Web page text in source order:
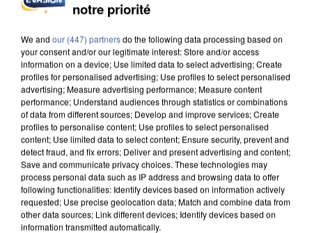
UN SECOND CADRE DE LA DZ MAFIA
notre priorité
We and our (447) partnersdo the following data processing based on
your consent and/or our legitimate interest: Store and/or access
information on a device; Use limited data to select advertising; Create
profiles for personalised advertising; Use profiles to select personalised
advertising; Measure advertising performance; Measure content
performance; Understand audiences through statistics or combinations
of data from different sources; Develop and improve services; Create
profiles to personalise content; Use profiles to select personalised
content; Use limited data to select content; Ensure security, prevent and
detect fraud, and fix errors; Deliver and present advertising and content;
Save and communicate privacy choices. These technologies may
process personal data such as IP address and browsing data to offer
following functionalities: Identify devices based on information actively
requested; Use precise geolocation data; Match and combine data from
other data sources; Link different devices; Identify devices based on
information transmitted automatically.